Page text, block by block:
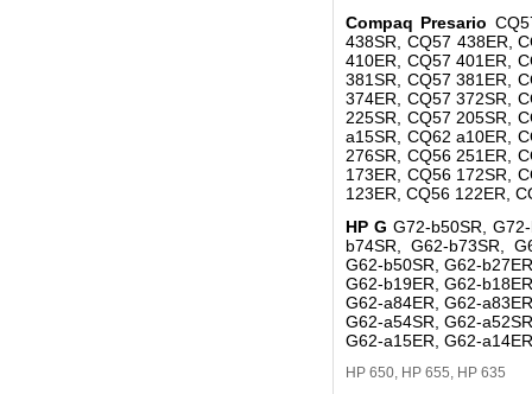
Compaq Presario
438SR, CQ57 438ER,
410ER, CQ57 401ER,
381SR, CQ57 381ER,
374ER, CQ57 372SR,
225SR, CQ57 205SR,
a15SR, CQ62 a10ER,
276SR, CQ56 251ER,
173ER, CQ56 172SR,
123ER, CQ56 122ER,
HP G G72-b50SR,
b74SR, G62-b73SR,
G62-b50SR, G62-
G62-b19ER, G62-
G62-a84ER, G62-
G62-a54SR, G62-
G62-a15ER, G62-
HP 650, HP 655, HP 635